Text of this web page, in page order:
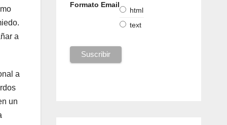
a
a
un
Formato Email
html
text